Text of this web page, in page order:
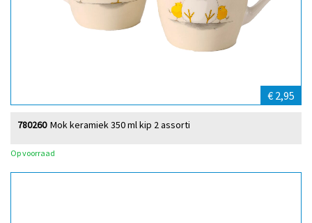
€ 2,95
Mok keramiek 350 ml kip 2 assorti
780260
Op voorraad